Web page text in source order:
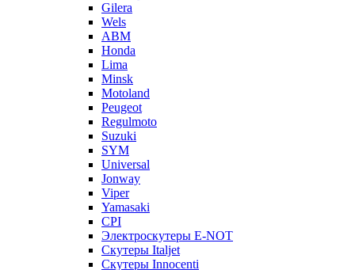
Gilera
Wels
ABM
Honda
Lima
Minsk
Motoland
Peugeot
Regulmoto
Suzuki
SYM
Universal
Jonway
Viper
Yamasaki
CPI
Электроскутеры E-NOT
Скутеры Italjet
Скутеры Innocenti